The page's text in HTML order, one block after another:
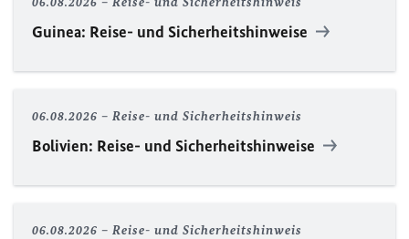
Guinea: Reise- und Sicherheitshinweise
06.08.2026 Reise- und Sicherheitshinweis
Bolivien: Reise- und Sicherheitshinweise
06.08.2026 Reise- und Sicherheitshinweis